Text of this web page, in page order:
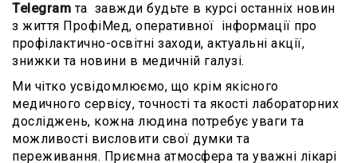
Telegram та завжди будьте в курсі останніх новин
з життя ПрофіМед, оперативної інформації про
профілактично-освітні заходи, актуальні акції,
знижки та новини в медичній галузі.
Ми чітко усвідомлюємо, що крім якісного
медичного сервісу, точності та якості лабораторних
досліджень, кожна людина потребує уваги та
можливості висловити свої думки та
переживання. Приємна атмосфера та уважні лікарі